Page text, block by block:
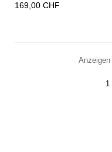
Preis
169,00 CHF
1